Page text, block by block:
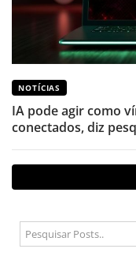
NOTÍCIAS
IA pode agir como
conectados, diz